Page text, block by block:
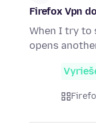
Firefox Vpn
When I try to
opens